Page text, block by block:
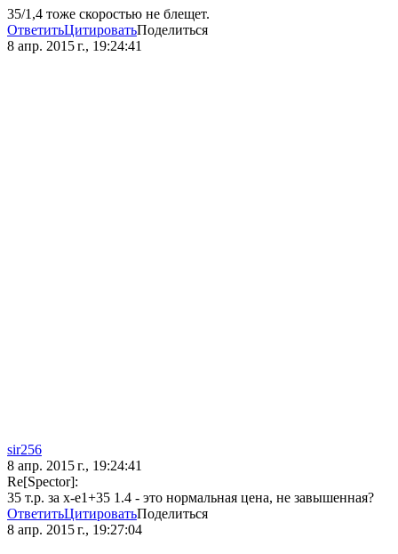
35/1,4 тоже скоростью не блещет.
ОтветитьЦитироватьПоделиться
8 апр. 2015 г., 19:24:41
sir256
8 апр. 2015 г., 19:24:41
Re[Spector]:
35 т.р. за x-e1+35 1.4 - это нормальная цена, не завышенная?
ОтветитьЦитироватьПоделиться
8 апр. 2015 г., 19:27:04